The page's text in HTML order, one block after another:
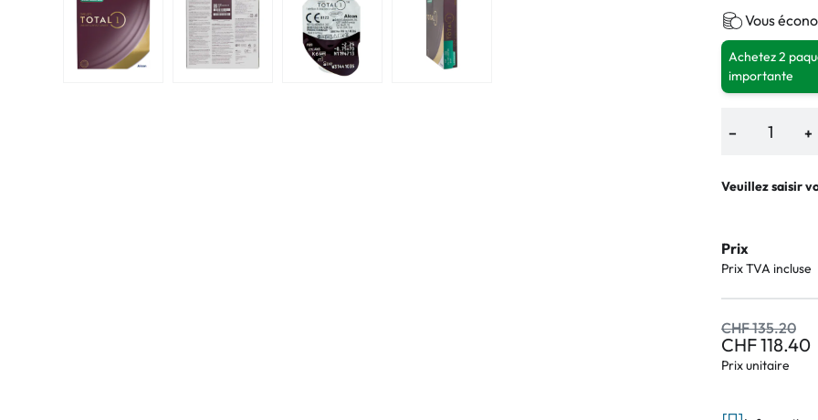
Vous
Achetez 2
importante
− +
Veuillez saisir
Prix
Prix TVA incluse
CHF 135.20
CHF 118.40
Prix unitaire